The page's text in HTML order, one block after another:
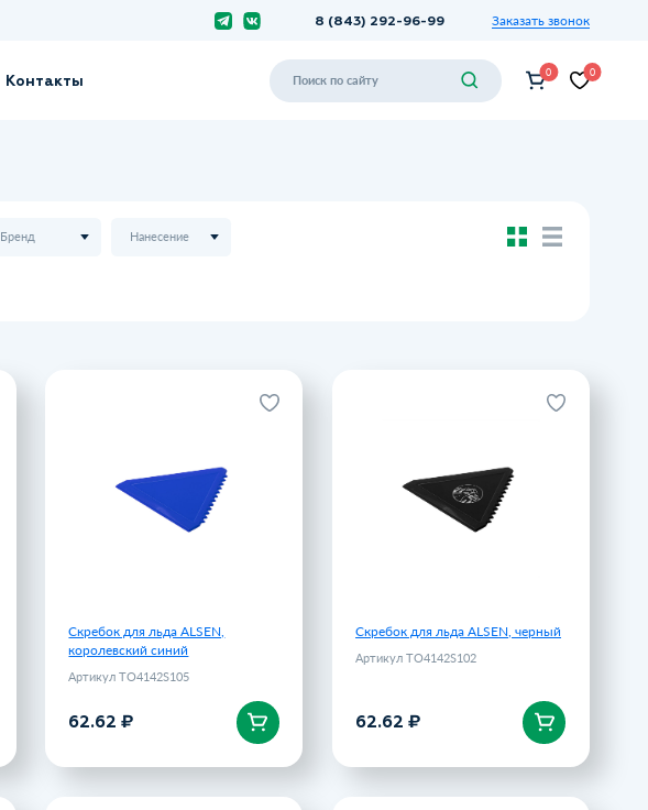
8 (843) 292-96-99 Заказать звонок
Контакты 0 0
Бренд Нанесение
Скребок для льда ALSEN,
королевский синий
Артикул TO4142S105
62.62 ₽
Скребок для льда ALSEN,
62.62 ₽
Скребок для льда ALSEN, черный
Артикул TO4142S102
62.62 ₽
Скребок для льда ALSEN, черный
62.62 ₽